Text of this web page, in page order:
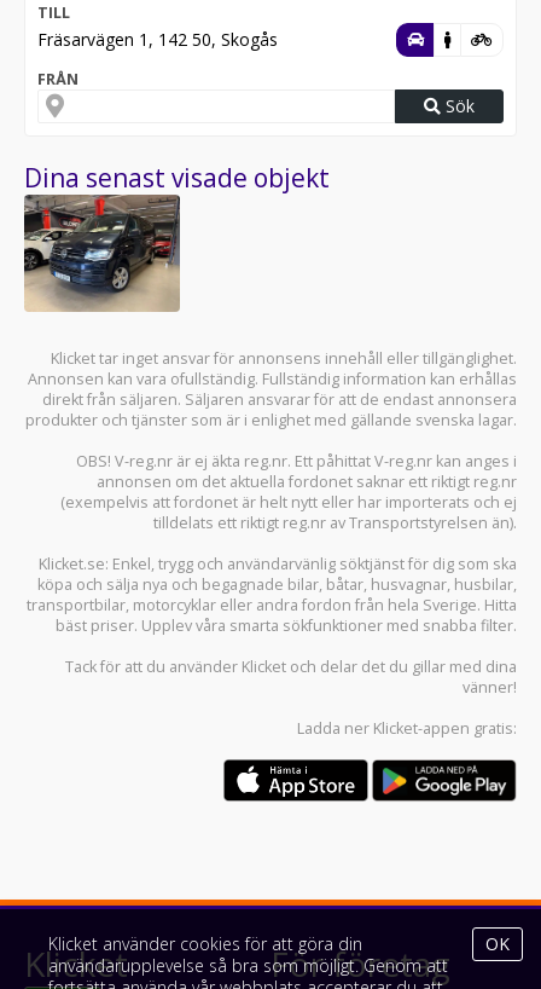
TILL
Fräsarvägen 1, 142 50, Skogås
FRÅN
Sök
Dina senast visade objekt
Klicket tar inget ansvar för annonsens innehåll eller tillgänglighet.
Annonsen kan vara ofullständig. Fullständig information kan erhållas
direkt från säljaren. Säljaren ansvarar för att de endast annonsera
produkter och tjänster som är i enlighet med gällande svenska lagar.
OBS! V-reg.nr är ej äkta reg.nr. Ett påhittat V-reg.nr kan anges i
annonsen om det aktuella fordonet saknar ett riktigt reg.nr
(exempelvis att fordonet är helt nytt eller har importerats och ej
tilldelats ett riktigt reg.nr av Transportstyrelsen än).
Klicket.se: Enkel, trygg och användarvänlig söktjänst för dig som ska
köpa och sälja nya och begagnade bilar, båtar, husvagnar, husbilar,
transportbilar, motorcyklar eller andra fordon från hela Sverige. Hitta
bäst priser. Upplev våra smarta sökfunktioner med snabba filter.
Tack för att du använder Klicket och delar det du gillar med dina
vänner!
Ladda ner Klicket-appen gratis:
Klicket För företag
Klicket använder cookies för att göra din
användarupplevelse så bra som möjligt. Genom att
OK